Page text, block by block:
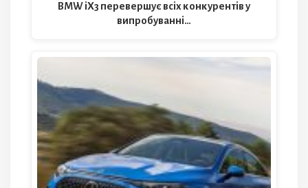
BMW iX3 перевершує всіх конкурентів у
випробуванні…